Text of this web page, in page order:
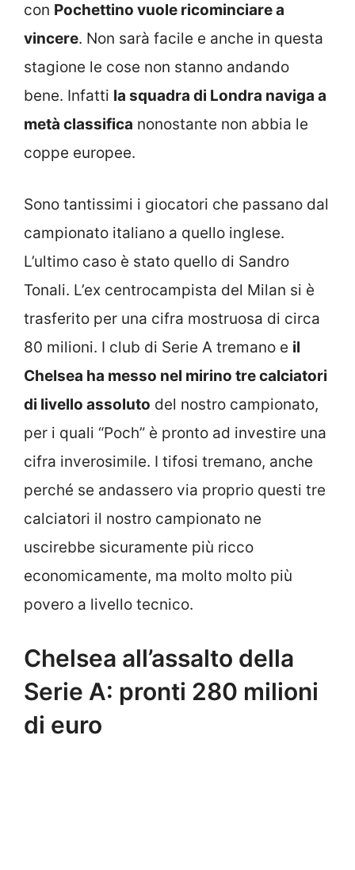
con Pochettino vuole ricominciare a
vincere. Non sarà facile e anche in questa
stagione le cose non stanno andando
bene. Infatti la squadra di Londra naviga a
metà classifica nonostante non abbia le
coppe europee.
Sono tantissimi i giocatori che passano dal
campionato italiano a quello inglese.
L’ultimo caso è stato quello di Sandro
Tonali. L’ex centrocampista del Milan si è
trasferito per una cifra mostruosa di circa
80 milioni. I club di Serie A tremano e il
Chelsea ha messo nel mirino tre calciatori
di livello assoluto del nostro campionato,
per i quali “Poch” è pronto ad investire una
cifra inverosimile. I tifosi tremano, anche
perché se andassero via proprio questi tre
calciatori il nostro campionato ne
uscirebbe sicuramente più ricco
economicamente, ma molto molto più
povero a livello tecnico.
Chelsea all’assalto della
Serie A: pronti 280 milioni
di euro